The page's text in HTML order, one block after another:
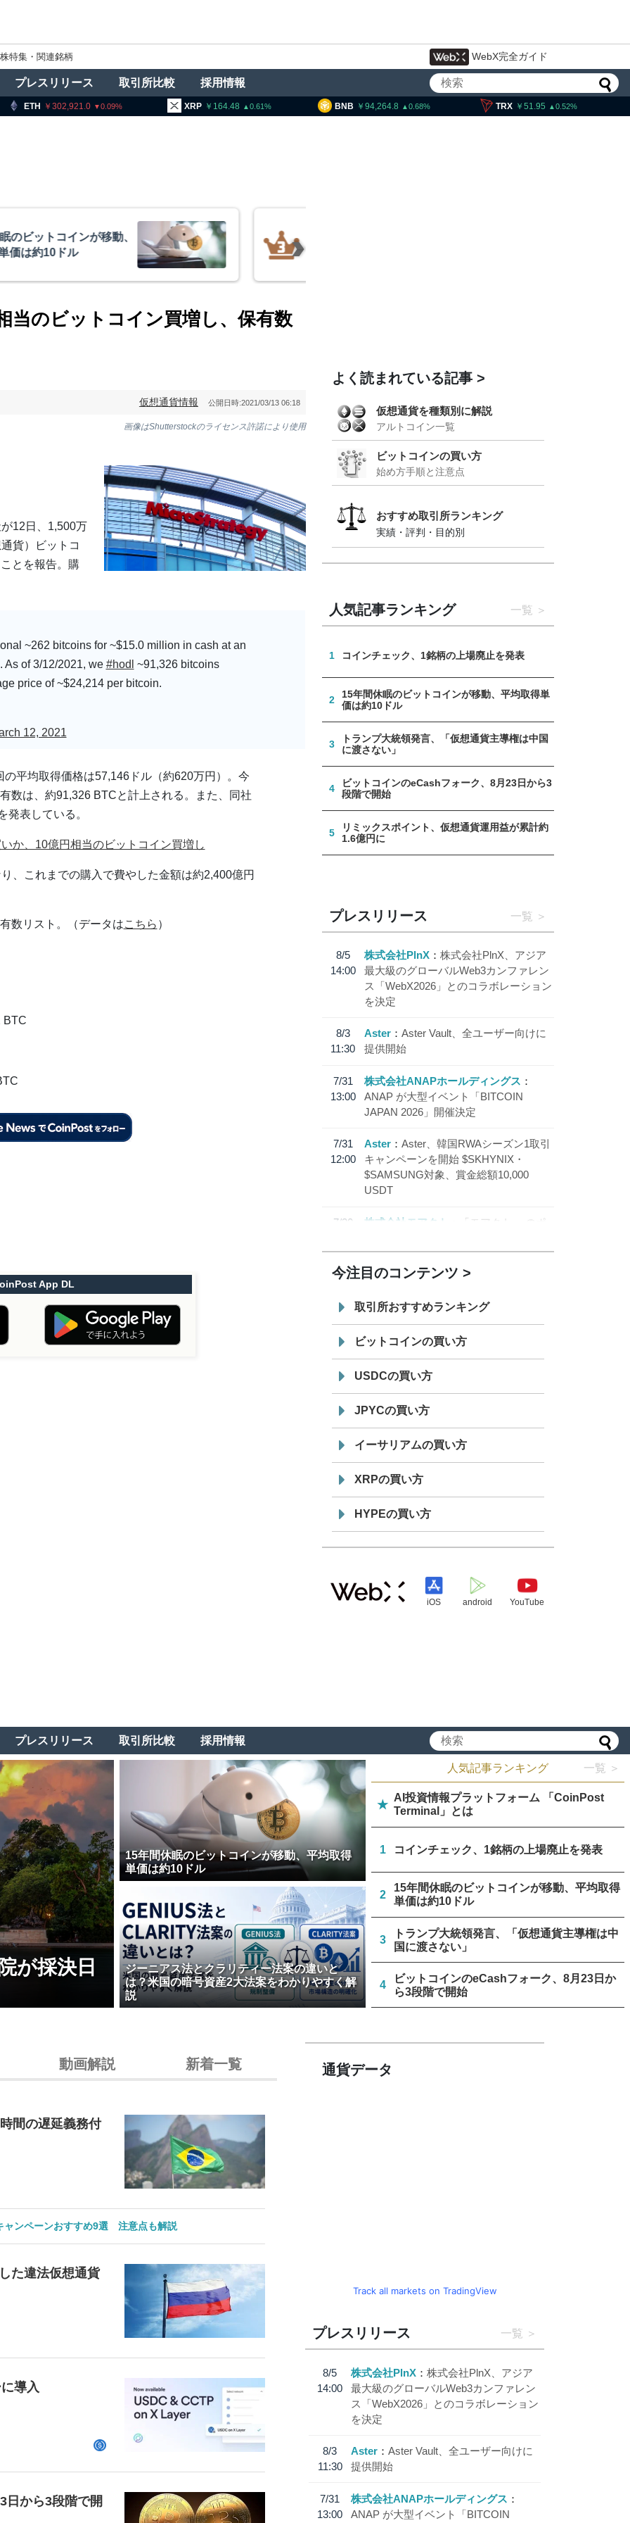
株特集・関連銘柄 WebX完全ガイド
プレスリリース 取引所比較 採用情報
0.09 164.48 0.61 94,264.8 0.68 51.95 0.52
トコインが移動、
10ドル
トランプ大統領発言、「仮想通貨主
導権は中国に渡さない」
当のビットコイン買増し、保有数
仮想通貨情報 公開日時:2021/03/13 06:18
画像はShutterstockのライセンス許諾により使用
12日、1,500万
貨）ビットコ
とを報告。購
~262 bitcoins for ~$15.0 million in cash at an
. As of 3/12/2021, we #hodl ~91,326 bitcoins
price of ~$24,214 per bitcoin.
12, 2021
平均取得価格は57,146ドル（約620万円）。今
数は、約91,326 BTCと計上される。また、同社
表している。
か、10億円相当のビットコイン買増し
、これまでの購入で費やした金額は約2,400億円
数リスト。（データはこちら ）
BTC
App DL
よく読まれている記事
仮想通貨を種類別に解説
アルトコイン一覧
ビットコインの買い方
始め方手順と注意点
おすすめ取引所ランキング
実績・評判・目的別
人気記事ランキング 一覧
1 コインチェック、1銘柄の上場廃止を発表
2
15年間休眠のビットコインが移動、平均取得単
価は約10ドル
3
トランプ大統領発言、「仮想通貨主導権は中国
に渡さない」
4
ビットコインのeCashフォーク、8月23日から3
段階で開始
5
リミックスポイント、仮想通貨運用益が累計約
1.6億円に
プレスリリース 一覧
8/5
14:00
株式会社PlnX
株式会社PlnX、アジア
最大級のグローバルWeb3カンファレン
ス「WebX2026」とのコラボレーション
を決定
8/3
11:30
Aster
Aster Vault、全ユーザー向けに
提供開始
7/31
13:00
株式会社ANAPホールディングス
ANAP が大型イベント「BITCOIN
JAPAN 2026」開催決定
7/31
12:00
Aster
Aster、韓国RWAシーズン1取引
キャンペーンを開始 $SKHYNIX・
$SAMSUNG対象、賞金総額10,000
USDT
7/30
株式会社モアクト
「モアクト」 のポ
「 JPYC」を追加
19:30
てステーブルコイン「JPYSC」徹底解
説セミナーを開催
今注目のコンテンツ
取引所おすすめランキング
ビットコインの買い方
USDCの買い方
JPYCの買い方
イーサリアムの買い方
XRPの買い方
HYPEの買い方
iOS android YouTube
プレスリリース 取引所比較 採用情報
が採決日
15年間休眠のビットコインが移動、平均取得
単価は約10ドル
ジーニアス法とクラリティー法案の違いと
は？米国の暗号資産2大法案をわかりやすく解
説
人気記事ランキング 一覧 ＞
★
AI投資情報プラットフォーム 「CoinPost
Terminal」とは
1 コインチェック、1銘柄の上場廃止を発表
2
15年間休眠のビットコインが移動、平均取得
単価は約10ドル
3
トランプ大統領発言、「仮想通貨主導権は中
国に渡さない」
4
ビットコインのeCashフォーク、8月23日か
ら3段階で開始
動画解説 新着一覧
間の遅延義務付
ャンペーンおすすめ9選 注意点も解説
た違法仮想通貨
導入
日から3段階で開
通貨データ
Track all markets on TradingView
プレスリリース 一覧
8/5
14:00
株式会社PlnX
株式会社PlnX、アジア
最大級のグローバルWeb3カンファレン
ス「WebX2026」とのコラボレーション
を決定
8/3
11:30
Aster
Aster Vault、全ユーザー向けに
提供開始
7/31
13:00
株式会社ANAPホールディングス
ANAP が大型イベント「BITCOIN